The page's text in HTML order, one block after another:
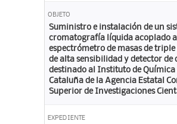
OBJETO
Suministro e instalación de un
cromatografía líquida acoplado
espectrómetro de masas de
de alta sensibilidad y detector de
destinado al Instituto de Química
Cataluña de la Agencia Estatal
Superior de Investigaciones
EXPEDIENTE